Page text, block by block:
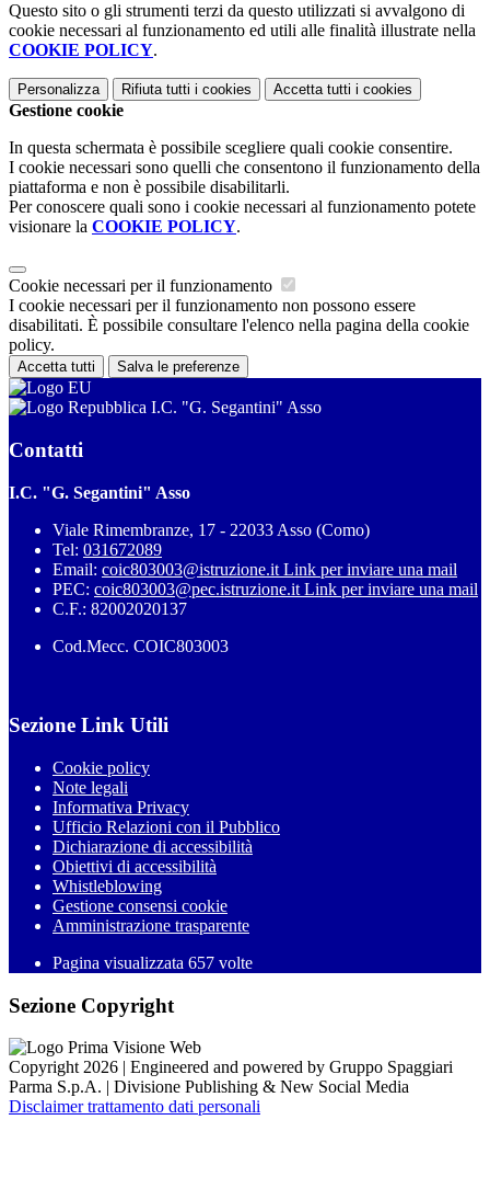
Questo sito o gli strumenti terzi da questo utilizzati si avvalgono di
cookie necessari al funzionamento ed utili alle finalità illustrate nella
COOKIE POLICY.
Personalizza Rifiuta tutti i cookies Accetta tutti i cookies
Gestione cookie
In questa schermata è possibile scegliere quali cookie consentire.
I cookie necessari sono quelli che consentono il funzionamento della
piattaforma e non è possibile disabilitarli.
Per conoscere quali sono i cookie necessari al funzionamento potete
visionare la COOKIE POLICY.
Cookie necessari per il funzionamento
I cookie necessari per il funzionamento non possono essere
disabilitati. È possibile consultare l'elenco nella pagina della cookie
policy.
Accetta tutti Salva le preferenze
I.C. "G. Segantini" Asso
Contatti
I.C. "G. Segantini" Asso
Viale Rimembranze, 17 - 22033 Asso (Como)
Tel: 031672089
Email: coic803003@istruzione.it Link per inviare una mail
PEC: coic803003@pec.istruzione.it Link per inviare una mail
C.F.: 82002020137
Cod.Mecc. COIC803003
Sezione Link Utili
Cookie policy
Note legali
Informativa Privacy
Ufficio Relazioni con il Pubblico
Dichiarazione di accessibilità
Obiettivi di accessibilità
Whistleblowing
Gestione consensi cookie
Amministrazione trasparente
Pagina visualizzata 657 volte
Sezione Copyright
Copyright 2026 | Engineered and powered by Gruppo Spaggiari
Parma S.p.A. | Divisione Publishing & New Social Media
Disclaimer trattamento dati personali